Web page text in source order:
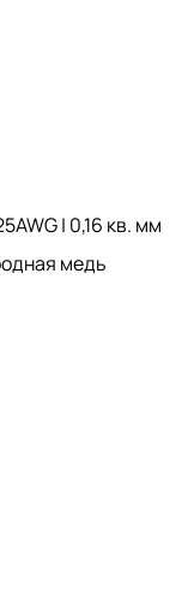
| 0,16 кв. мм
медь